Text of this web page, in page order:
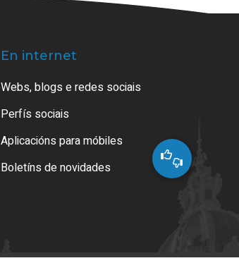
En internet
Webs, blogs e redes sociais
Perfís sociais
Aplicacións para móbiles
Boletíns de novidades